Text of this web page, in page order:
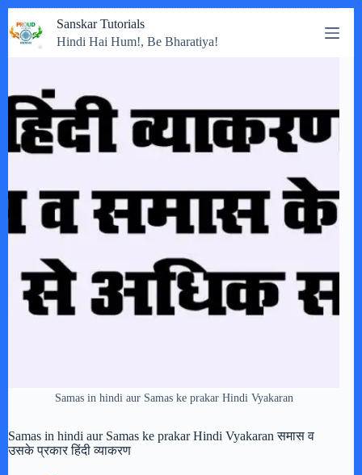
to
content
Sanskar Tutorials
Hindi Hai Hum!, Be Bharatiya!
Samas in hindi aur Samas ke prakar Hindi Vyakaran
Samas in hindi aur Samas ke prakar Hindi Vyakaran समास व
उसके प्रकार हिंदी व्याकरण